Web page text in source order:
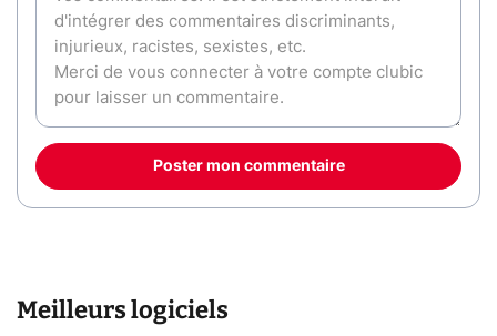
Poster mon commentaire
Meilleurs logiciels